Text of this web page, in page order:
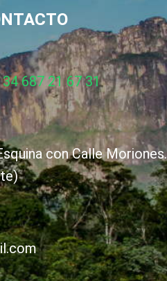
687 21 67 31
con Calle Moriones.